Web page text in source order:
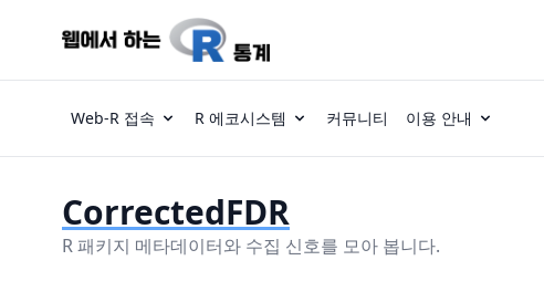
Web-R 접속 R 에코시스템 커뮤니티 이용 안내
CorrectedFDR
R 패키지 메타데이터와 수집 신호를 모아 봅니다.